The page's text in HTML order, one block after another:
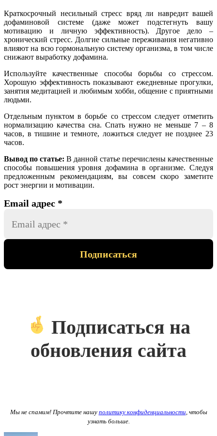
Краткосрочный несильный стресс вряд ли навредит вашей
дофаминовой системе (даже может подстегнуть вашу
мотивацию и личную эффективность). Другое дело –
хронический стресс. Долгие сильные переживания негативно
влияют на всю гормональную систему организма, в том числе
снижают выработку дофамина.
Используйте качественные способы борьбы со стрессом.
Хорошую эффективность показывают ежедневные прогулки,
занятия медитацией и любимым хобби, общение с приятными
людьми.
Отдельным пунктом в борьбе со стрессом следует отметить
нормализацию качества сна. Спать нужно не меньше 7 – 8
часов, в тишине и темноте, ложиться следует не позднее 23
часов.
Вывод по статье: В данной статье перечислены качественные
способы повышения уровня дофамина в организме. Следуя
предложенным рекомендациям, вы совсем скоро заметите
рост энергии и мотивации.
Email адрес *
Подписаться на
обновления сайта
Мы не спамим! Прочтите нашу политику конфиденциальности, чтобы
узнать больше.